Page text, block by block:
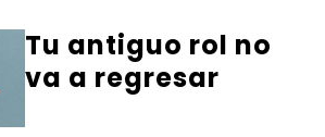
Tu antiguo rol no
va a regresar